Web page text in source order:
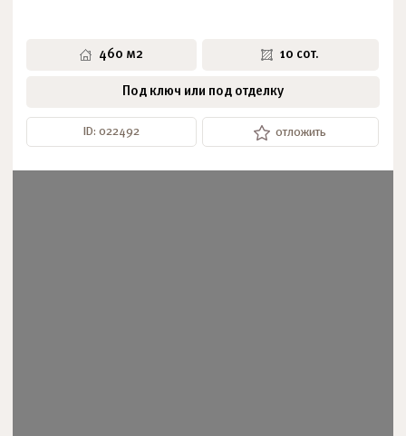
460 м2 10 сот.
Под ключ или под отделку
ID: 022492 отложить